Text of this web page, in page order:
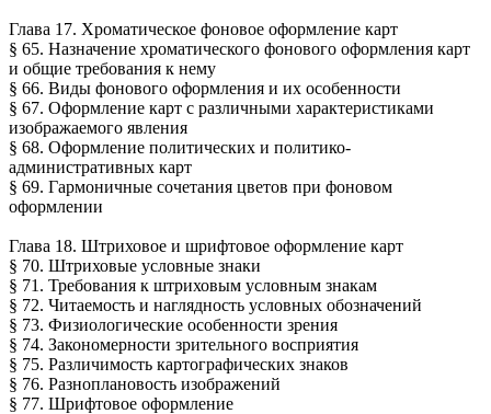
Глава 17. Хроматическое фоновое оформление карт
§ 65. Назначение хроматического фонового оформления карт
и общие требования к нему
§ 66. Виды фонового оформления и их особенности
§ 67. Оформление карт с различными характеристиками
изображаемого явления
§ 68. Оформление политических и политико-
административных карт
§ 69. Гармоничные сочетания цветов при фоновом
оформлении
Глава 18. Штриховое и шрифтовое оформление карт
§ 70. Штриховые условные знаки
§ 71. Требования к штриховым условным знакам
§ 72. Читаемость и наглядность условных обозначений
§ 73. Физиологические особенности зрения
§ 74. Закономерности зрительного восприятия
§ 75. Различимость картографических знаков
§ 76. Разноплановость изображений
§ 77. Шрифтовое оформление